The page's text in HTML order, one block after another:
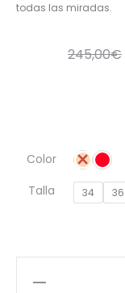
todas las miradas.
245,00€
Color
Talla
34 36